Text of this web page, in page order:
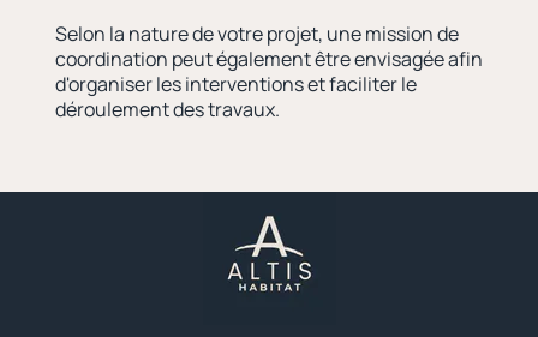
Selon la nature de votre projet, une mission de
coordination peut également être envisagée afin
d'organiser les interventions et faciliter le
déroulement des travaux.